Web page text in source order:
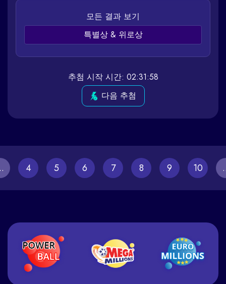
모든 결과 보기
특별상 & 위로상
추첨 시작 시간: 02:31:58
다음 추첨
4 5 6 7 8 9 10